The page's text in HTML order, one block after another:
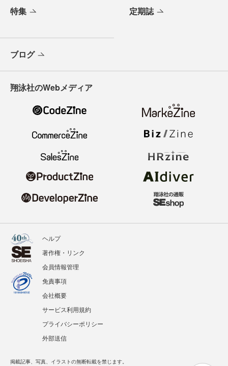
特集 定期誌
ブログ
翔泳社のWebメディア
ヘルプ
著作権・リンク
会員情報管理
免責事項
会社概要
サービス利用規約
プライバシーポリシー
外部送信
掲載記事、写真、イラストの無断転載を禁じます。